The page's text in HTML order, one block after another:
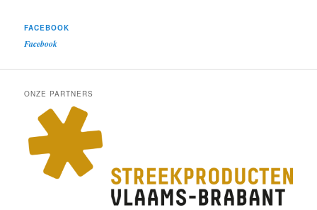
FACEBOOK
Facebook
ONZE PARTNERS